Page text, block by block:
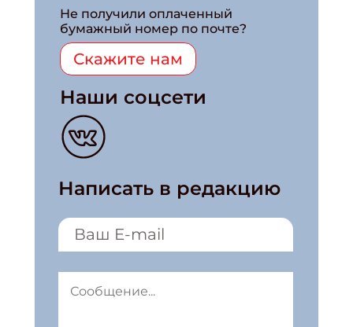
Не получили оплаченный
бумажный номер по почте?
Скажите нам
Наши соцсети
Написать в редакцию